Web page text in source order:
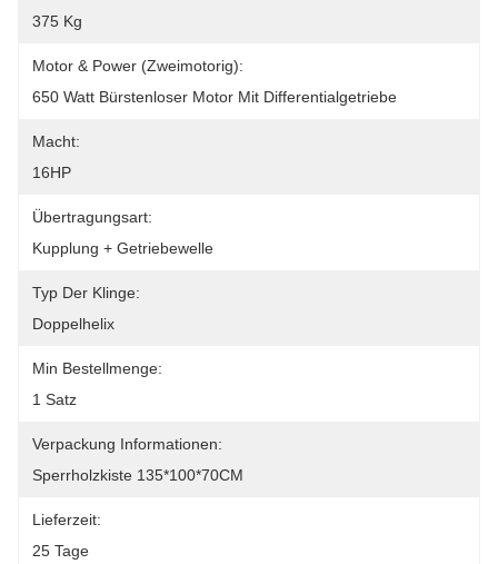
375 Kg
Motor & Power (zweimotorig):
650 Watt Bürstenloser Motor Mit Differentialgetriebe
Macht:
16HP
Übertragungsart:
Kupplung + Getriebewelle
Typ Der Klinge:
Doppelhelix
Min Bestellmenge:
1 Satz
Verpackung Informationen:
Sperrholzkiste 135*100*70CM
Lieferzeit:
25 Tage